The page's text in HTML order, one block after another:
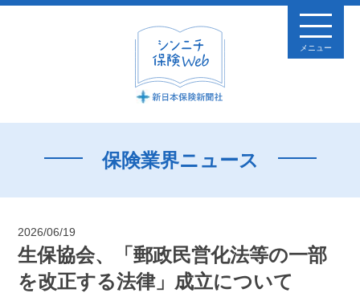
メニュー
保険業界ニュース
2026/06/19
生保協会、「郵政民営化法等の一部
を改正する法律」成立について